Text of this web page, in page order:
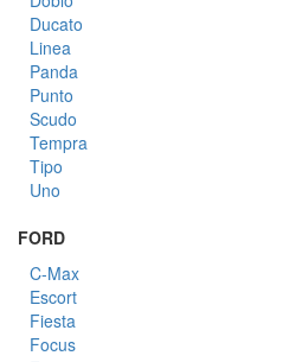
Ducato
Linea
Panda
Punto
Scudo
Tempra
Tipo
Uno
FORD
C-Max
Escort
Fiesta
Focus